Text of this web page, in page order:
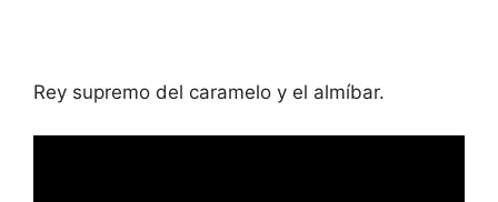
Rey supremo del caramelo y el almíbar.